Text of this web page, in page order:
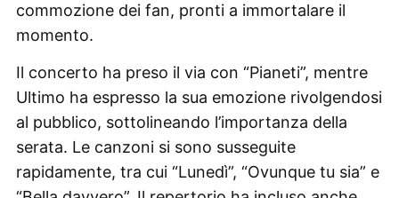
commozione dei fan, pronti a immortalare il
momento.
Il concerto ha preso il via con “Pianeti”, mentre
Ultimo ha espresso la sua emozione rivolgendosi
al pubblico, sottolineando l’importanza della
serata. Le canzoni si sono susseguite
rapidamente, tra cui “Lunedì”, “Ovunque tu sia” e